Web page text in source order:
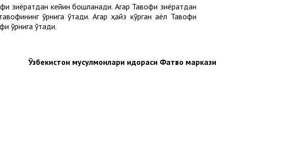
зиёратдан кейин бошланади. Агар Тавофи зиёратдан
ўрнига ўтади. Агар ҳайз кўрган аёл Тавофи
ўрнига ўтади.
Ўзбекистон мусулмонлари идораси Фатво маркази